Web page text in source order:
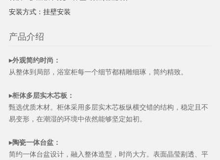
安装方式：挂壁安装
产品介绍
▸外观简约时尚：
从整体到局部，浴室柜每一个细节都精雕细琢，简约精致。
▸柜体多层实木芯板：
甄选优质木材。柜体采用多层实木芯板纵横交错的结构，稳定且不
易变形，在潮湿的环境中依然能够坚定如初。
▸陶瓷一体台盆：
简约一体台盆设计，融入整体造型，时尚大方。表面晶莹剔透、平